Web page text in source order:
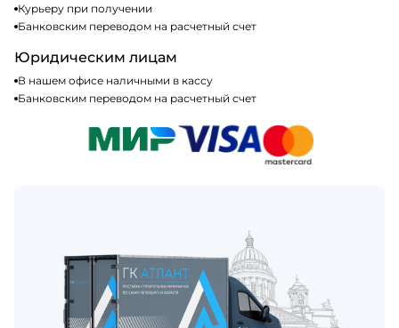
Курьеру при получении
Банковским переводом на расчетный счет
Юридическим лицам
В нашем офисе наличными в кассу
Банковским переводом на расчетный счет